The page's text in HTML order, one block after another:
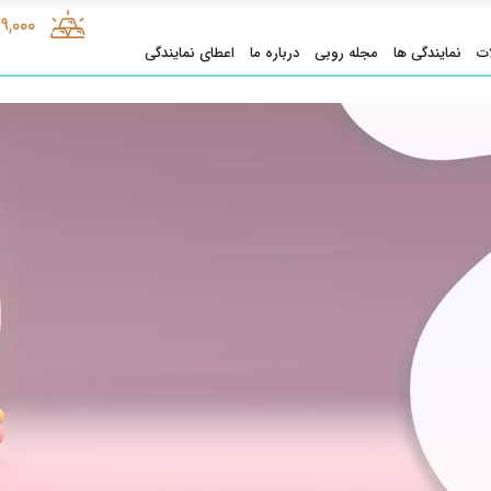
نمایندگی ها مجله روبی درباره ما اعطای نمایندگی